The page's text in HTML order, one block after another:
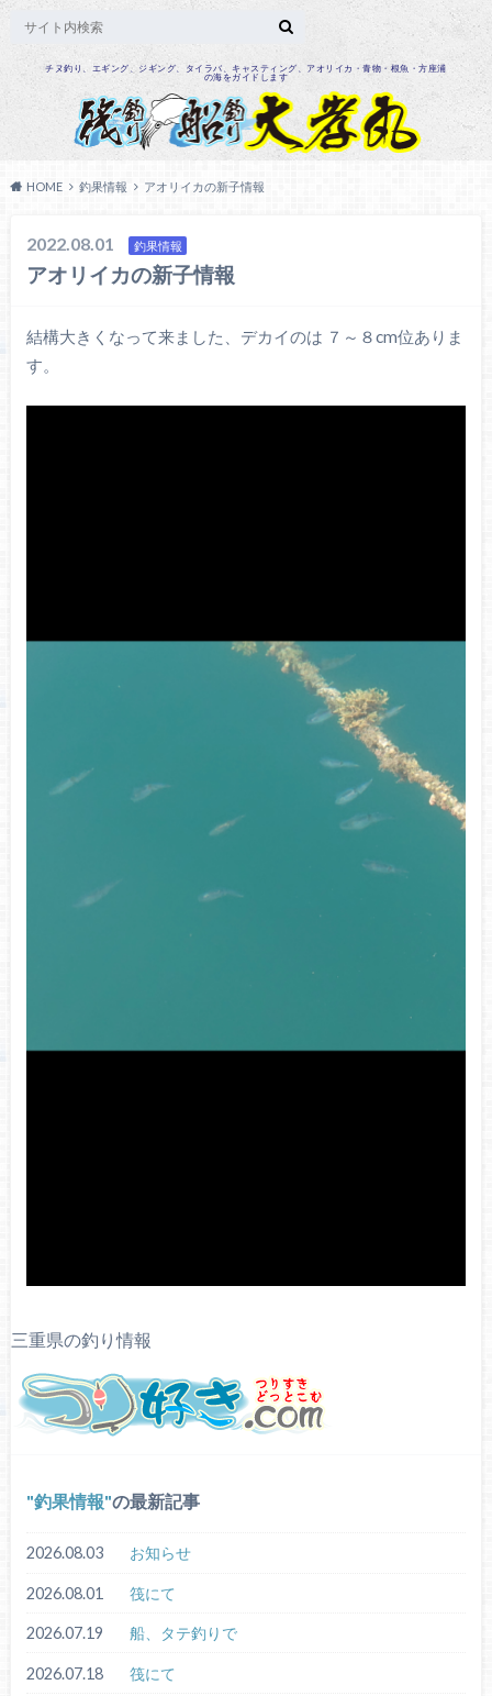
チヌ釣り、エギング、ジギング、タイラバ、キャスティング、アオリイカ・青物・根魚・方座浦
の海をガイドします
HOME 釣果情報 アオリイカの新子情報
2022.08.01 釣果情報
アオリイカの新子情報
結構大きくなって来ました、デカイのは ７～８cm位ありま
す。
三重県の釣り情報
釣果情報 の最新記事
2026.08.03 お知らせ
2026.08.01 筏にて
2026.07.19 船、タテ釣りで
2026.07.18 筏にて